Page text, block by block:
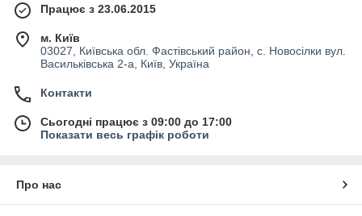
Працює з 23.06.2015
м. Київ
03027, Київська обл. Фастівський район, с. Новосілки вул.
Васильківська 2-а, Київ, Україна
Контакти
Сьогодні працює з 09:00 до 17:00
Показати весь графік роботи
Про нас